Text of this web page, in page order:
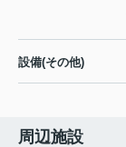
設備(その他)
周辺施設